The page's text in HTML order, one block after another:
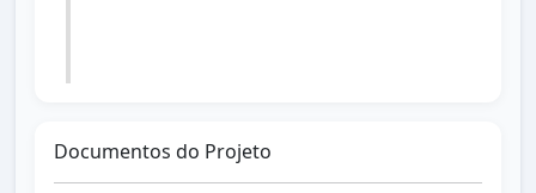
Documentos do Projeto